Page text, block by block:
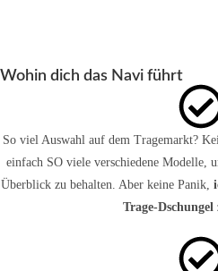
Wohin dich das Navi führt
So viel Auswahl auf dem Tragemarkt?
einfach SO viele verschiedene Modelle,
Überblick zu behalten. Aber keine Panik,
Trage-